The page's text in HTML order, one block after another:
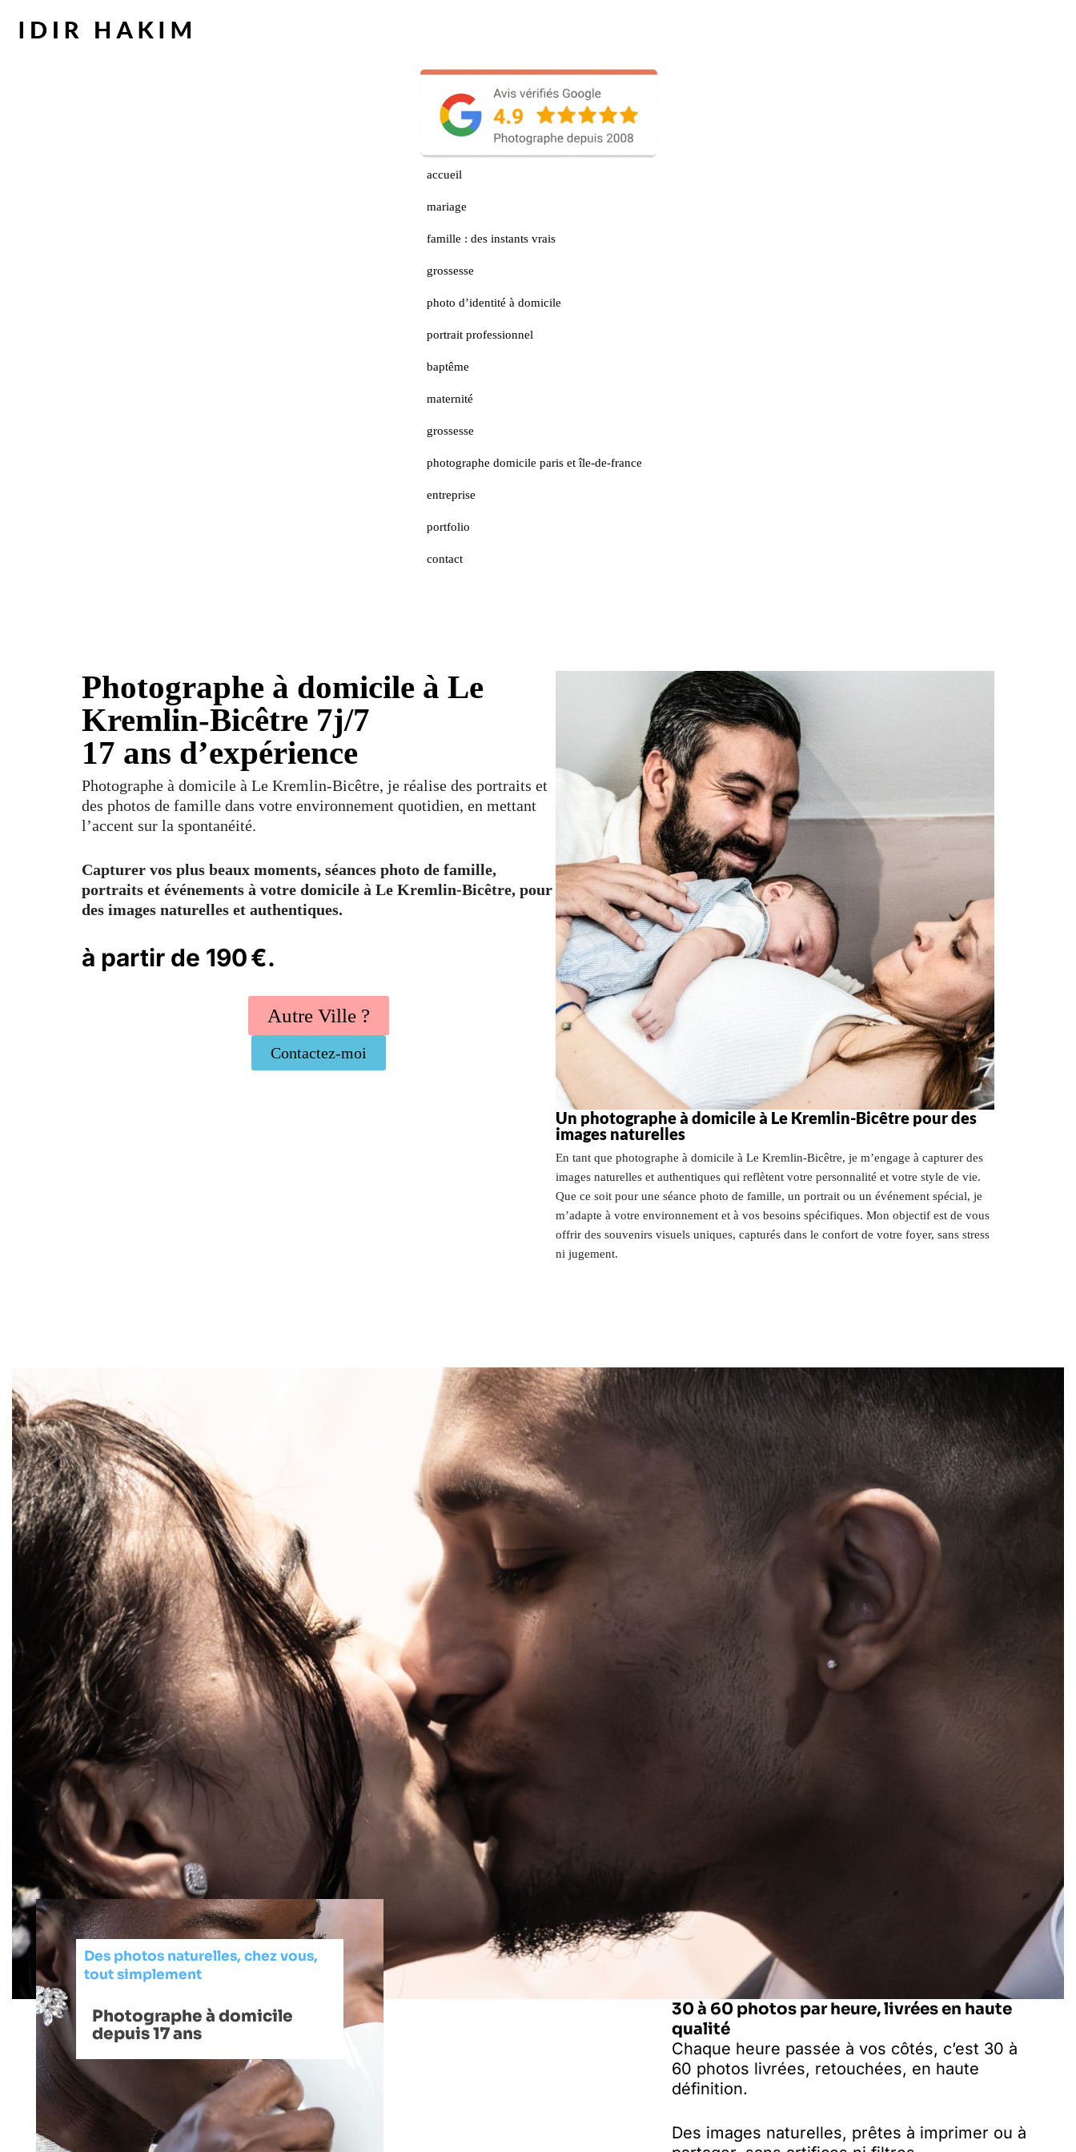
accueil
mariage
famille : des instants vrais
grossesse
photo d’identité à domicile
portrait professionnel
baptême
maternité
grossesse
photographe domicile paris et île-de-france
entreprise
portfolio
contact
Photographe à domicile à Le
Kremlin-Bicêtre 7j/7
17 ans d’expérience
Photographe à domicile à Le Kremlin-Bicêtre, je réalise des portraits et
des photos de famille dans votre environnement quotidien, en mettant
l’accent sur la spontanéité.
Capturer vos plus beaux moments, séances photo de famille,
portraits et événements à votre domicile à Le Kremlin-Bicêtre, pour
des images naturelles et authentiques.
à partir de 190 €.
Autre Ville ?
Contactez-moi
Un photographe à domicile à Le Kremlin-Bicêtre pour des
images naturelles
En tant que photographe à domicile à Le Kremlin-Bicêtre, je m’engage à capturer des
images naturelles et authentiques qui reflètent votre personnalité et votre style de vie.
Que ce soit pour une séance photo de famille, un portrait ou un événement spécial, je
m’adapte à votre environnement et à vos besoins spécifiques. Mon objectif est de vous
offrir des souvenirs visuels uniques, capturés dans le confort de votre foyer, sans stress
ni jugement.
Des photos naturelles, chez vous,
tout simplement
Photographe à domicile
depuis 17 ans
30 à 60 photos par heure, livrées en haute
qualité
Chaque heure passée à vos côtés, c’est 30 à
60 photos livrées, retouchées, en haute
définition.
Des images naturelles, prêtes à imprimer ou à